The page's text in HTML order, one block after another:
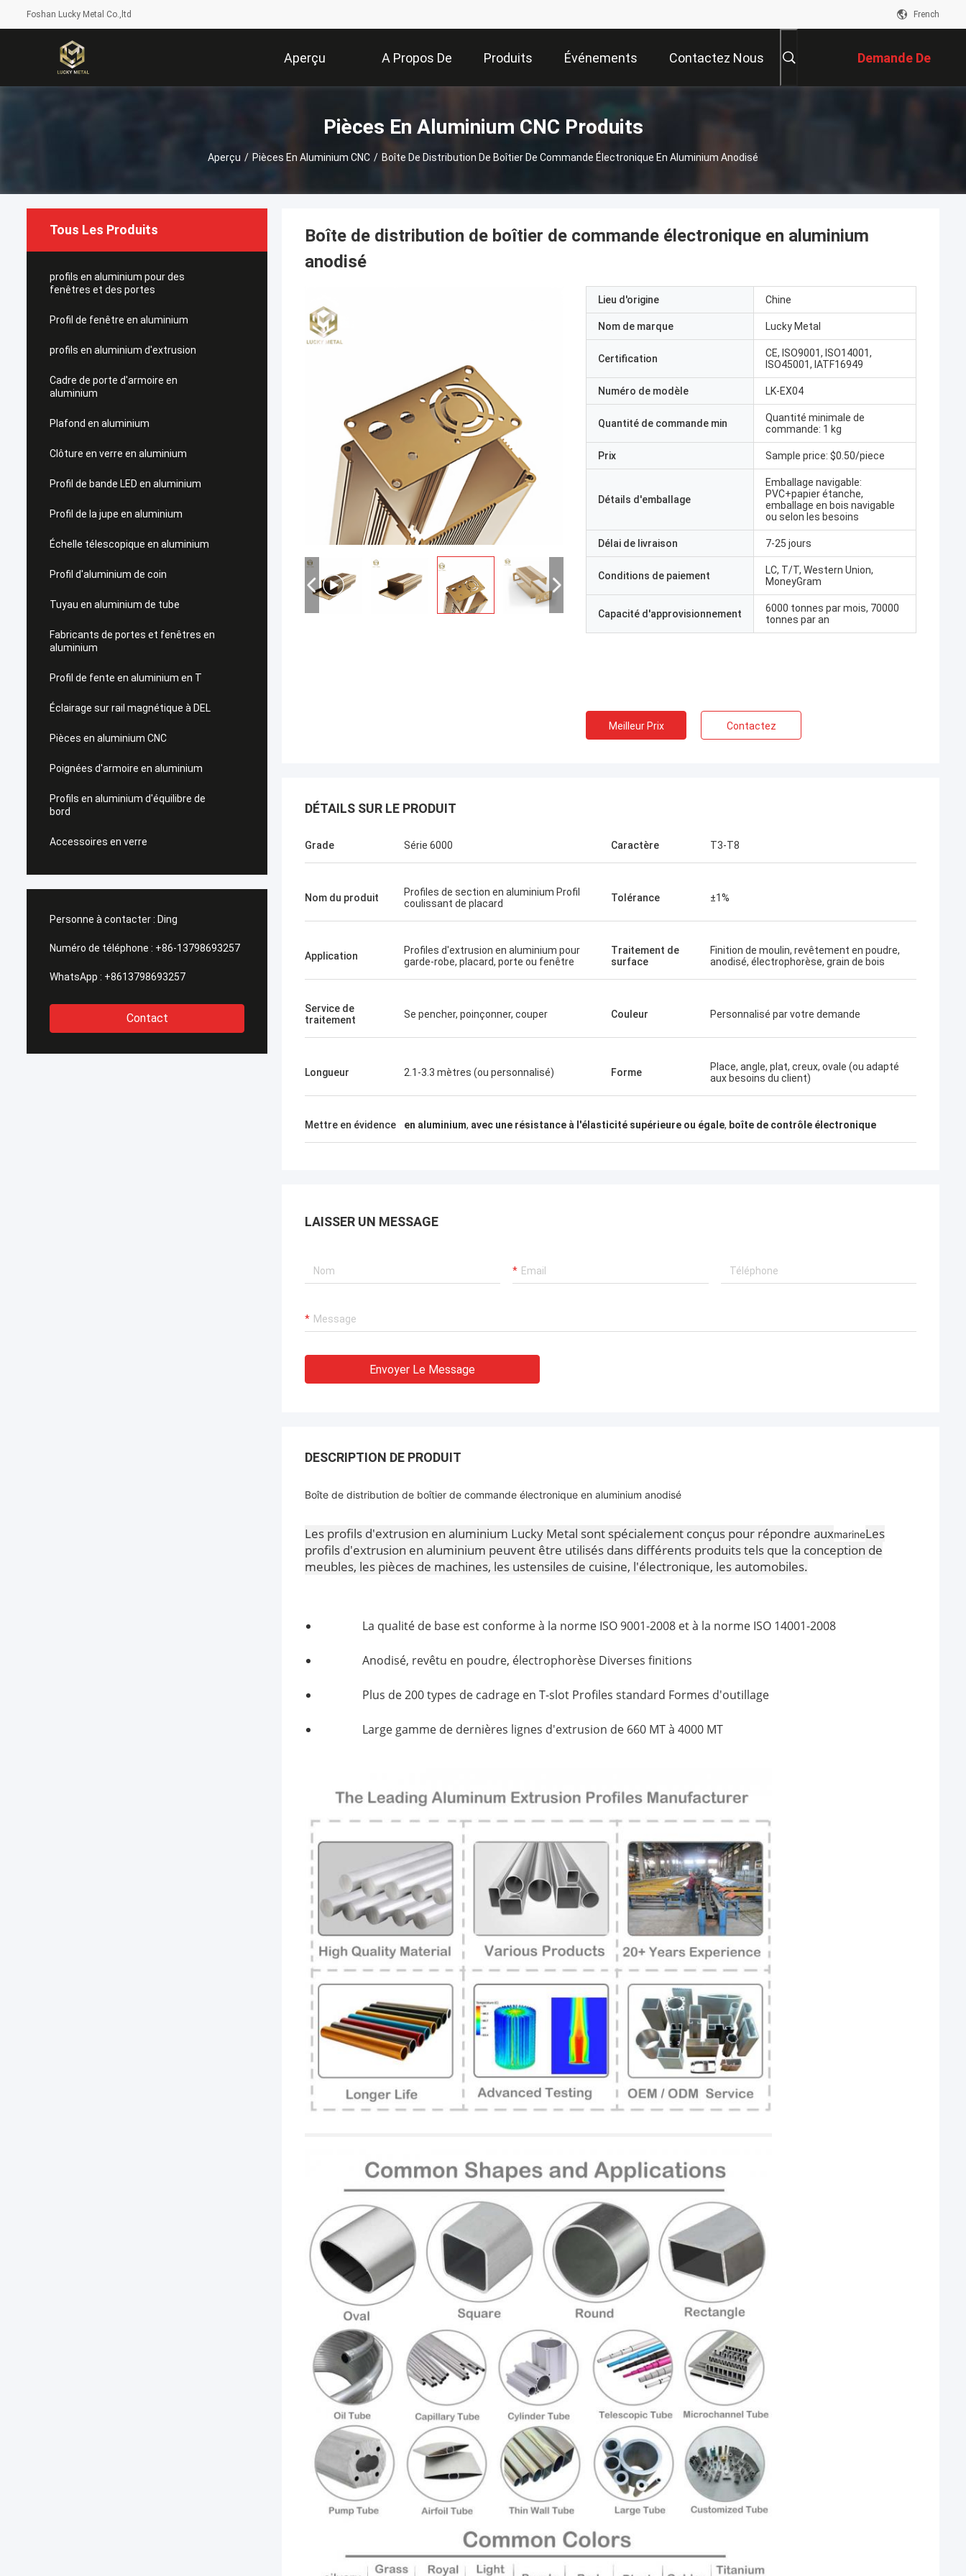
Foshan Lucky Metal Co.,ltd French
Aperçu A Propos De
Nous
Produits Événements Contactez Nous Demande De
Soumission
Pièces En Aluminium CNC Produits
Aperçu / Pièces En Aluminium CNC / Boîte De Distribution De Boîtier De Commande Électronique En Aluminium Anodisé
Tous Les Produits
profils en aluminium pour des
fenêtres et des portes
Profil de fenêtre en aluminium
profils en aluminium d'extrusion
Cadre de porte d'armoire en
aluminium
Plafond en aluminium
Clôture en verre en aluminium
Profil de bande LED en aluminium
Profil de la jupe en aluminium
Échelle télescopique en aluminium
Profil d'aluminium de coin
Tuyau en aluminium de tube
Fabricants de portes et fenêtres en
aluminium
Profil de fente en aluminium en T
Éclairage sur rail magnétique à DEL
Pièces en aluminium CNC
Poignées d'armoire en aluminium
Profils en aluminium d'équilibre de
bord
Accessoires en verre
Personne à contacter : Ding
Numéro de téléphone : +86-13798693257
WhatsApp : +8613798693257
Contact
Boîte de distribution de boîtier de commande électronique en aluminium
anodisé
Lieu d'origine Chine
Nom de marque Lucky Metal
Certification
CE, ISO9001, ISO14001,
ISO45001, IATF16949
Numéro de modèle LK-EX04
Quantité de commande min
Quantité minimale de
commande: 1 kg
Prix Sample price: $0.50/piece
Détails d'emballage
Emballage navigable:
PVC+papier étanche,
emballage en bois navigable
ou selon les besoins
Délai de livraison 7-25 jours
Conditions de paiement
LC, T/T, Western Union,
MoneyGram
Capacité d'approvisionnement
6000 tonnes par mois, 70000
tonnes par an
Meilleur Prix Contactez
DÉTAILS SUR LE PRODUIT
Grade Série 6000 Caractère T3-T8
Nom du produit
Profiles de section en aluminium Profil
coulissant de placard
Tolérance ±1%
Application
Profiles d'extrusion en aluminium pour
garde-robe, placard, porte ou fenêtre
Traitement de
surface
Finition de moulin, revêtement en poudre,
anodisé, électrophorèse, grain de bois
Service de
traitement
Se pencher, poinçonner, couper Couleur Personnalisé par votre demande
Longueur 2.1-3.3 mètres (ou personnalisé) Forme
Place, angle, plat, creux, ovale (ou adapté
aux besoins du client)
Mettre en évidence en aluminium, avec une résistance à l'élasticité supérieure ou égale, boîte de contrôle électronique
LAISSER UN MESSAGE
Envoyer Le Message
DESCRIPTION DE PRODUIT
Boîte de distribution de boîtier de commande électronique en aluminium anodisé
Les profils d'extrusion en aluminium Lucky Metal sont spécialement conçus pour répondre auxmarineLes
profils d'extrusion en aluminium peuvent être utilisés dans différents produits tels que la conception de
meubles, les pièces de machines, les ustensiles de cuisine, l'électronique, les automobiles.
La qualité de base est conforme à la norme ISO 9001-2008 et à la norme ISO 14001-2008
Anodisé, revêtu en poudre, électrophorèse Diverses finitions
Plus de 200 types de cadrage en T-slot Profiles standard Formes d'outillage
Large gamme de dernières lignes d'extrusion de 660 MT à 4000 MT